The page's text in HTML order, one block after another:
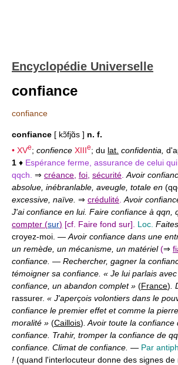
Encyclopédie Universelle
confiance
confiance
confiance [ kɔ̃fjɑ̃s ] n. f.
• XVe; confience XIIIe; du lat. confidentia,
1 ♦ Espérance ferme, assurance de celui
qqch. ⇒ créance foi sécurité Avoir
absolue, inébranlable, aveugle, totale en
excessive, naïve. ⇒ crédulité Avoir
J'ai confiance en lui. Faire confiance à qqn,
compter (sur) [cf. Faire fond sur]. Loc.
croyez-moi. — Avoir confiance dans une
un remède, un mécanisme, un matériel(⇒
confiance. — Rechercher, gagner la
témoigner sa confiance. « Je lui parlais
confiance, un abandon complet » (France)
rassurer. « J'aperçois volontiers dans le
confiance le premier effet et comme la
moralité » (Caillois) . Avoir toute la
confiance. Trahir, tromper la confiance de
confiance. Climat de confiance. — Par
! (quand l'interlocuteur donne des signes de